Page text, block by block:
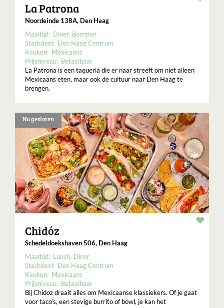
La Patrona
Noordeinde 138A, Den Haag
Maaltijd: Diner Borrelen
Stadsdeel: Den Haag Centrum
Keuken: Mexicaans
Prijsniveau: Betaalbaar
La Patrona is een taqueria die er naar streeft om niet alleen
Mexicaans eten, maar ook de cultuur naar Den Haag te
brengen.
Nu gesloten
Chidóz
Schedeldoekshaven 506, Den Haag
Maaltijd: Lunch Diner
Stadsdeel: Den Haag Centrum
Keuken: Mexicaans
Prijsniveau: Betaalbaar
Bij Chidoz draait alles om Mexicaanse klassiekers. Of je gaat
voor taco’s, een stevige burrito of bowl, je kan het